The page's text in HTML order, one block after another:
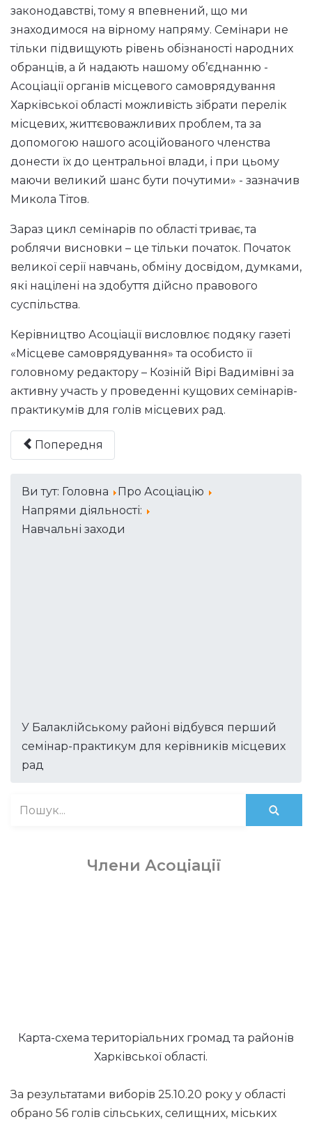
законодавстві, тому я впевнений, що ми
знаходимося на вірному напряму. Семінари не
тільки підвищують рівень обізнаності народних
обранців, а й надають нашому об’єднанню -
Асоціації органів місцевого самоврядування
Харківської області можливість зібрати перелік
місцевих, життєвоважливих проблем, та за
допомогою нашого асоційованого членства
донести їх до центральної влади, і при цьому
маючи великий шанс бути почутими» - зазначив
Микола Тітов.
Зараз цикл семінарів по області триває, та
роблячи висновки – це тільки початок. Початок
великої серії навчань, обміну досвідом, думками,
які націлені на здобуття дійсно правового
суспільства.
Керівництво Асоціації висловлює подяку газеті
«Місцеве самоврядування» та особисто її
головному редактору – Козіній Вірі Вадимівні за
активну участь у проведенні кущових семінарів-
практикумів для голів місцевих рад.
Попередня
Ви тут: Головна
Про Асоціацію
Напрями діяльності:
Навчальні заходи
У Балаклійському районі відбувся перший
семінар-практикум для керівників місцевих
рад
Члени Асоціації
Карта-схема територіальних громад та районів
Харківської області.
За результатами виборів 25.10.20 року у області
обрано 56 голів сільських, селищних, міських